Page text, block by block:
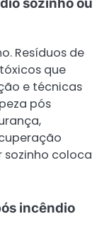
sozinho ou
Resíduos de
que
e técnicas
pós
sozinho coloca
incêndio